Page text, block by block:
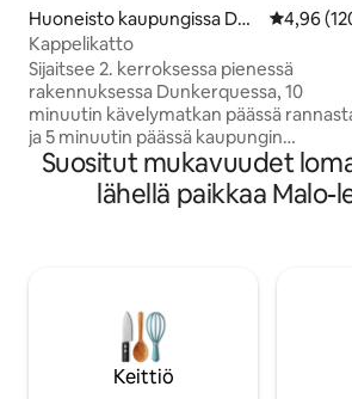
Huoneisto kaupungissa Dun
kirk
4,96
Kappelikatto
Sijaitsee 2. kerroksessa pienessä
rakennuksessa Dunkerquessa, 10
minuutin kävelymatkan päässä
ja 5 minuutin päässä kaupungin
keskustasta. Olemme iloisia
voidessamme toivottaa sinut
tervetulleeksi Le Grenier de la
on täysin varusteltu keittiö, kylpyhuone,
jossa on pesukone, wc ja kaksi
makuuhuonetta. Ilmainen bussiyhteys
rautatieasemalta, ilmainen
Suositut mukavuudet
lähellä paikkaa Malo-
Keittiö